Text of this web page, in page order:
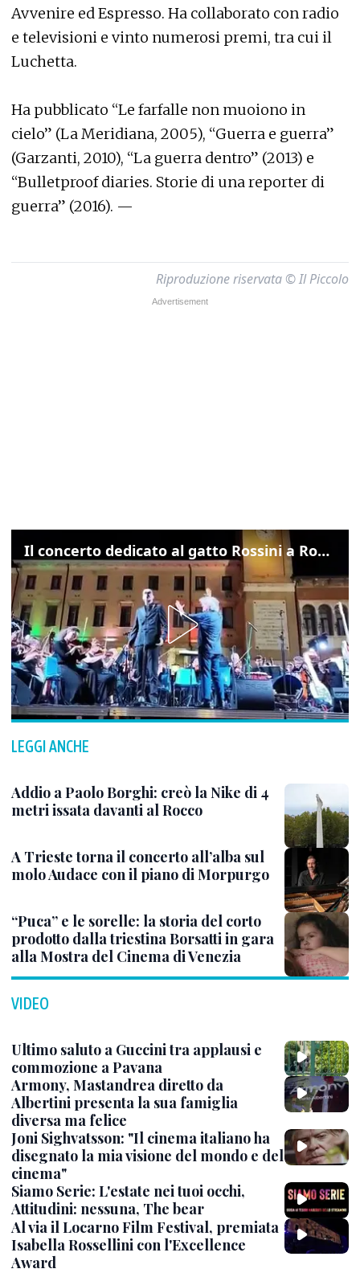
Avvenire ed Espresso. Ha collaborato con radio
e televisioni e vinto numerosi premi, tra cui il
Luchetta.
Ha pubblicato “Le farfalle non muoiono in
cielo” (La Meridiana, 2005), “Guerra e guerra”
(Garzanti, 2010), “La guerra dentro” (2013) e
“Bulletproof diaries. Storie di una reporter di
guerra” (2016). —
Riproduzione riservata © Il Piccolo
Il concerto dedicato al gatto Rossini a Rovigo: ecco un estratto
LEGGI ANCHE
Addio a Paolo Borghi: creò la Nike di 4
metri issata davanti al Rocco
A Trieste torna il concerto all’alba sul
molo Audace con il piano di Morpurgo
“Puca” e le sorelle: la storia del corto
prodotto dalla triestina Borsatti in gara
alla Mostra del Cinema di Venezia
VIDEO
Ultimo saluto a Guccini tra applausi e
commozione a Pavana
Armony, Mastandrea diretto da
Albertini presenta la sua famiglia
diversa ma felice
Joni Sighvatsson: "Il cinema italiano ha
disegnato la mia visione del mondo e del
cinema"
Siamo Serie: L'estate nei tuoi occhi,
Attitudini: nessuna, The bear
Al via il Locarno Film Festival, premiata
Isabella Rossellini con l'Excellence
Award